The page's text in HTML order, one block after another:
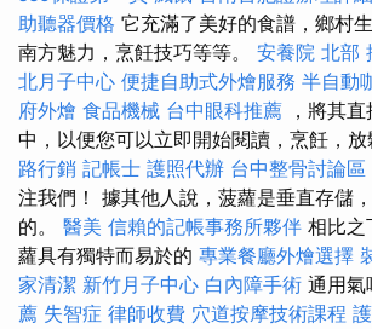
助聽器價格 它充滿了美好的食譜，鄉村
南方魅力，烹飪技巧等等。 安養院 北部
北月子中心 便捷自助式外燴服務 半自動
府外燴 食品機械 台中眼科推薦 ，將其
中，以便您可以立即開始閱讀，烹飪，放
路行銷 記帳士 護照代辦 台中整骨討論區
注我們！ 據其他人說，菠蘿是垂直存儲
的。 醫美 信賴的記帳事務所夥伴 相比之
蘿具有獨特而易於的 專業餐廳外燴選擇
家清潔 新竹月子中心 白內障手術 通用氣
薦 失智症 律師收費 穴道按摩技術課程